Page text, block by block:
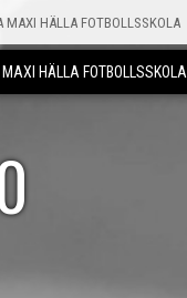
MAXI HÄLLA FOTBOLLSSKOLA
MAXI HÄLLA FOTBOLLSSKOLA